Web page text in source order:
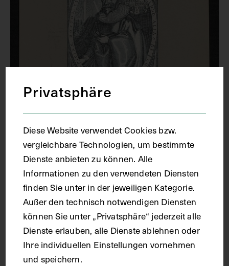
Porträt von Robert Fludd
CIRCA 1910 - 1930
Privatsphäre
Diese Website verwendet Cookies bzw.
vergleichbare Technologien, um bestimmte
Dienste anbieten zu können. Alle
Informationen zu den verwendeten Diensten
finden Sie unter in der jeweiligen Kategorie.
Außer den technisch notwendigen Diensten
können Sie unter „Privatsphäre“ jederzeit alle
Dienste erlauben, alle Dienste ablehnen oder
Ihre individuellen Einstellungen vornehmen
und speichern.